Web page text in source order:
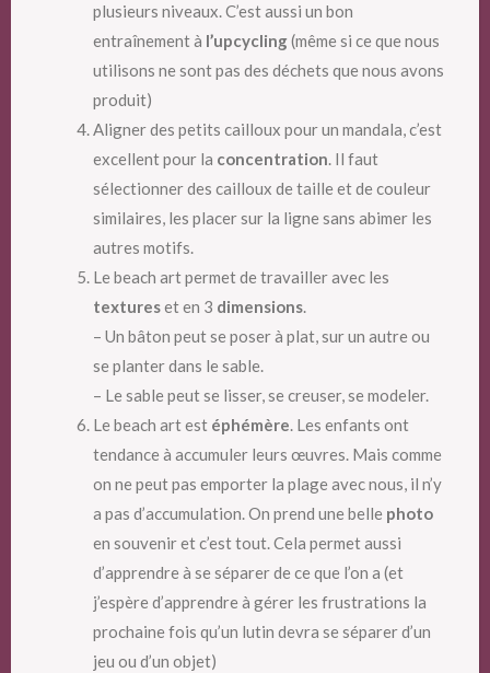
plusieurs niveaux. C’est aussi un bon
entraînement à l’upcycling(même si ce que nous
utilisons ne sont pas des déchets que nous avons
produit)
Aligner des petits cailloux pour un mandala, c’est
excellent pour la concentration. Il faut
sélectionner des cailloux de taille et de couleur
similaires, les placer sur la ligne sans abimer les
autres motifs.
Le beach art permet de travailler avec les
textureset en 3 dimensions.
– Un bâton peut se poser à plat, sur un autre ou
se planter dans le sable.
– Le sable peut se lisser, se creuser, se modeler.
Le beach art est éphémère. Les enfants ont
tendance à accumuler leurs œuvres. Mais comme
on ne peut pas emporter la plage avec nous, il n’y
a pas d’accumulation. On prend une belle photo
en souvenir et c’est tout. Cela permet aussi
d’apprendre à se séparer de ce que l’on a (et
j’espère d’apprendre à gérer les frustrations la
prochaine fois qu’un lutin devra se séparer d’un
jeu ou d’un objet)